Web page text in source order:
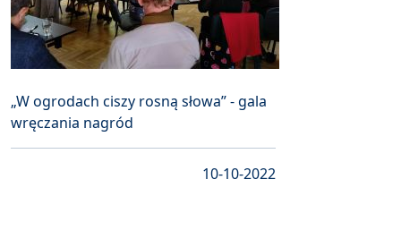
„W ogrodach ciszy rosną słowa” - gala
wręczania nagród
10-10-2022